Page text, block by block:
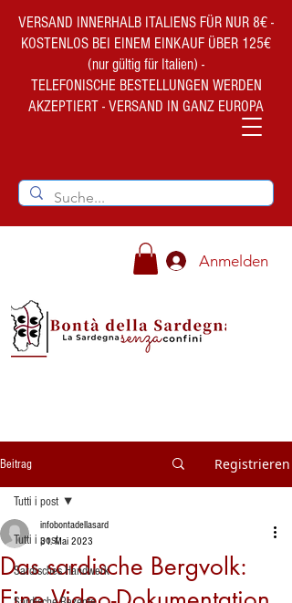
VERSAND INNERHALB ITALIENS FÜR NUR 8€ -
KOSTENLOS BEI EINEM EINKAUF ÜBER 125€
(nur gültig für Italien) -
TELEFONISCHE BESTELLUNGEN WERDEN
AKZEPTIERT - VERSAND IN GANZ EUROPA
Anmelden
Beitrag Registrieren
Tutti i post
Sardisches Handwerk
Tutti i post
Das sardische Bergvolk:
infobontadellasard
31. Mai 2023